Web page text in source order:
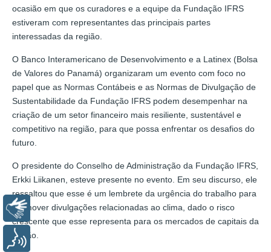
ocasião em que os curadores e a equipe da Fundação IFRS
estiveram com representantes das principais partes
interessadas da região.
O Banco Interamericano de Desenvolvimento e a Latinex (Bolsa
de Valores do Panamá) organizaram um evento com foco no
papel que as Normas Contábeis e as Normas de Divulgação de
Sustentabilidade da Fundação IFRS podem desempenhar na
criação de um setor financeiro mais resiliente, sustentável e
competitivo na região, para que possa enfrentar os desafios do
futuro.
O presidente do Conselho de Administração da Fundação IFRS,
Erkki Liikanen, esteve presente no evento. Em seu discurso, ele
ressaltou que esse é um lembrete da urgência do trabalho para
promover divulgações relacionadas ao clima, dado o risco
crescente que esse representa para os mercados de capitais da
região.
Libras